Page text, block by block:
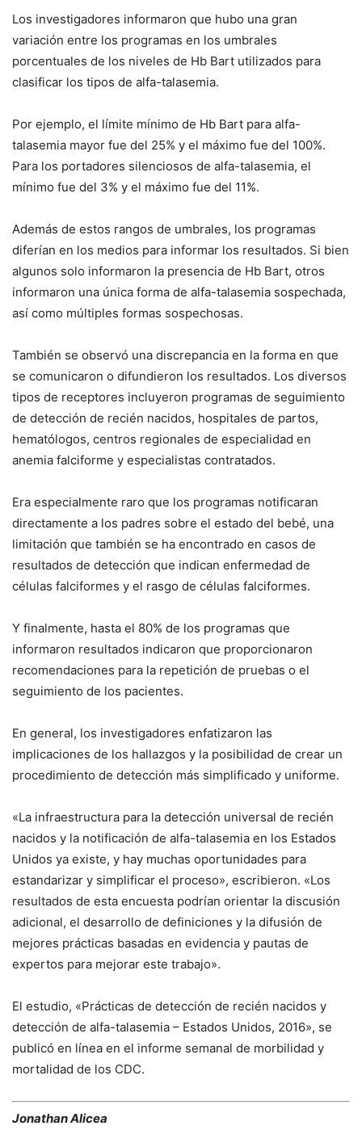
Los investigadores informaron que hubo una gran
variación entre los programas en los umbrales
porcentuales de los niveles de Hb Bart utilizados para
clasificar los tipos de alfa-talasemia.
Por ejemplo, el límite mínimo de Hb Bart para alfa-
talasemia mayor fue del 25% y el máximo fue del 100%.
Para los portadores silenciosos de alfa-talasemia, el
mínimo fue del 3% y el máximo fue del 11%.
Además de estos rangos de umbrales, los programas
diferían en los medios para informar los resultados. Si bien
algunos solo informaron la presencia de Hb Bart, otros
informaron una única forma de alfa-talasemia sospechada,
así como múltiples formas sospechosas.
También se observó una discrepancia en la forma en que
se comunicaron o difundieron los resultados. Los diversos
tipos de receptores incluyeron programas de seguimiento
de detección de recién nacidos, hospitales de partos,
hematólogos, centros regionales de especialidad en
anemia falciforme y especialistas contratados.
Era especialmente raro que los programas notificaran
directamente a los padres sobre el estado del bebé, una
limitación que también se ha encontrado en casos de
resultados de detección que indican enfermedad de
células falciformes y el rasgo de células falciformes.
Y finalmente, hasta el 80% de los programas que
informaron resultados indicaron que proporcionaron
recomendaciones para la repetición de pruebas o el
seguimiento de los pacientes.
En general, los investigadores enfatizaron las
implicaciones de los hallazgos y la posibilidad de crear un
procedimiento de detección más simplificado y uniforme.
«La infraestructura para la detección universal de recién
nacidos y la notificación de alfa-talasemia en los Estados
Unidos ya existe, y hay muchas oportunidades para
estandarizar y simplificar el proceso», escribieron. «Los
resultados de esta encuesta podrían orientar la discusión
adicional, el desarrollo de definiciones y la difusión de
mejores prácticas basadas en evidencia y pautas de
expertos para mejorar este trabajo».
El estudio, «Prácticas de detección de recién nacidos y
detección de alfa-talasemia – Estados Unidos, 2016», se
publicó en línea en el informe semanal de morbilidad y
mortalidad de los CDC.
Jonathan Alicea